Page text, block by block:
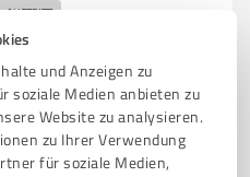
und Anzeigen zu
soziale Medien anbieten zu
Website zu analysieren.
zu Ihrer Verwendung
für soziale Medien,
AUSTRITT
OMBOARDING
37/1, 78713 Schramberg